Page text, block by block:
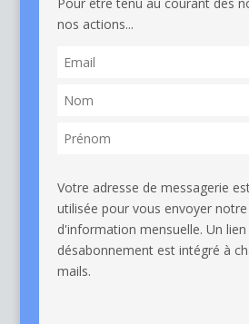
nos actions...
Votre adresse de messagerie
utilisée pour vous envoyer
d'information mensuelle. Un lien
désabonnement est intégré à
mails.